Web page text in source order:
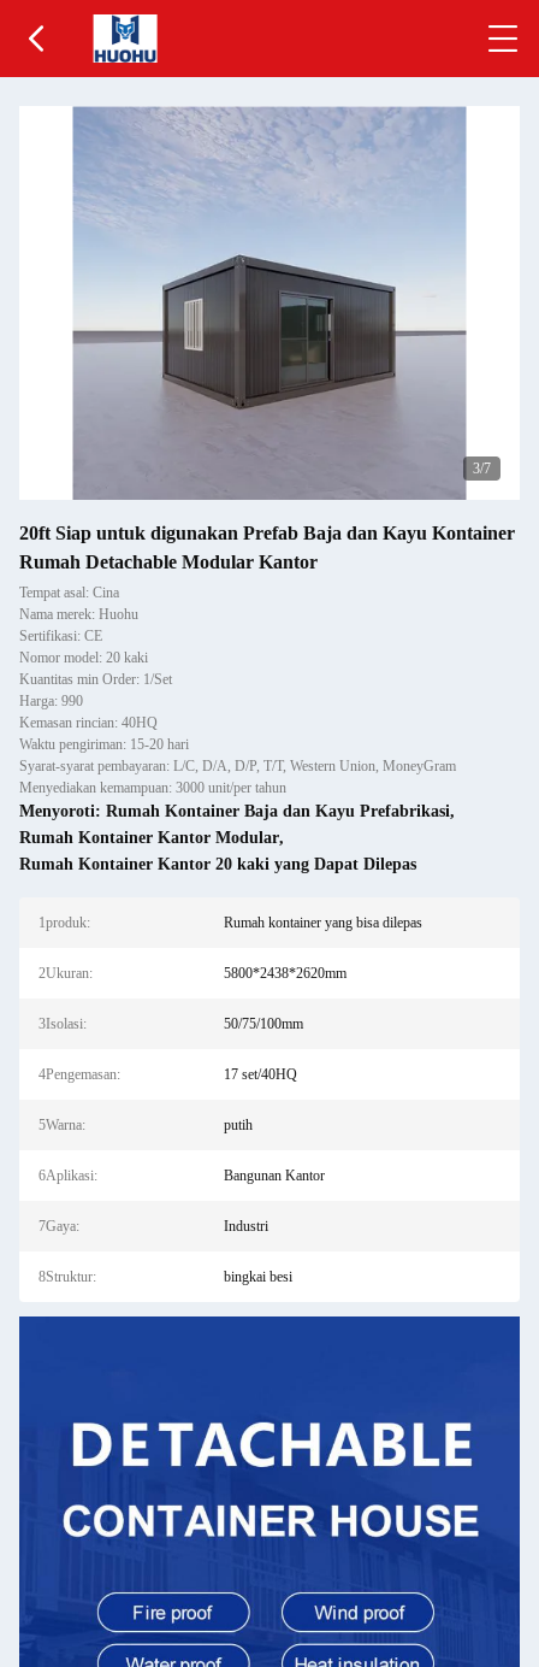
4/7
20ft Siap untuk digunakan Prefab Baja dan Kayu Kontainer
Rumah Detachable Modular Kantor
Tempat asal: Cina
Nama merek: Huohu
Sertifikasi: CE
Nomor model: 20 kaki
Kuantitas min Order: 1/Set
Harga: 990
Kemasan rincian: 40HQ
Waktu pengiriman: 15-20 hari
Syarat-syarat pembayaran: L/C, D/A, D/P, T/T, Western Union, MoneyGram
Menyediakan kemampuan: 3000 unit/per tahun
Menyoroti: Rumah Kontainer Baja dan Kayu Prefabrikasi,
Rumah Kontainer Kantor Modular,
Rumah Kontainer Kantor 20 kaki yang Dapat Dilepas
1produk: Rumah kontainer yang bisa dilepas
2Ukuran: 5800*2438*2620mm
3Isolasi: 50/75/100mm
4Pengemasan: 17 set/40HQ
5Warna: putih
6Aplikasi: Bangunan Kantor
7Gaya: Industri
8Struktur: bingkai besi